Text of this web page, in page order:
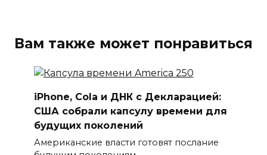
Вам также может понравиться
iPhone, Cola и ДНК с Декларацией:
США собрали капсулу времени для
будущих поколений
Американские власти готовят послание